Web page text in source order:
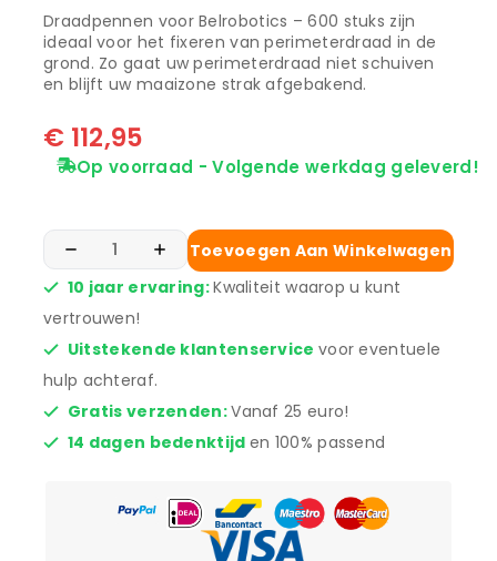
Draadpennen voor Belrobotics – 600 stuks zijn
ideaal voor het fixeren van perimeterdraad in de
grond. Zo gaat uw perimeterdraad niet schuiven
en blijft uw maaizone strak afgebakend.
€ 112,95
Op voorraad - Volgende werkdag geleverd!
Toevoegen Aan Winkelwagen
10 jaar ervaring:Kwaliteit waarop u kunt
vertrouwen!
Uitstekende klantenservice voor eventuele
hulp achteraf.
Gratis verzenden:Vanaf 25 euro!
14 dagen bedenktijd en 100% passend